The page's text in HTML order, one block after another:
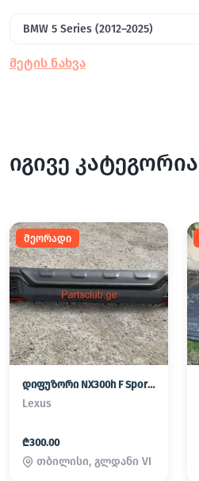
BMW 5 Series (2012–2025)
იგივე კატეგორია
მეორადი
დიფუზორი NX300h F Sport hybrid
Lexus
₾300.00
თბილისი, გლდანი VI